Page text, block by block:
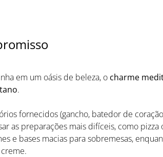
em um oásis de beleza, o charme
.
fornecidos (gancho, batedor de
as preparações mais difíceis, como pizza
e bases macias para sobremesas,